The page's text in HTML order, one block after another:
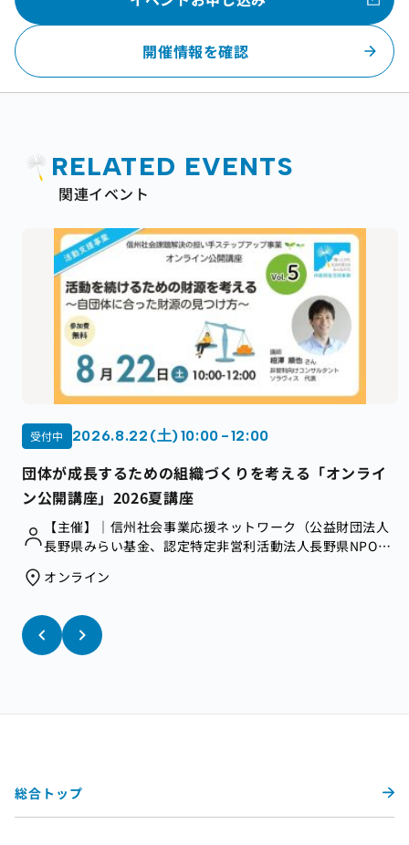
開催情報を確認
RELATED EVENTS
関連イベント
受付中 2026.8.22 (土) 10:00 - 12:00
団体が成長するための組織づくりを考える「オンライ
ン公開講座」2026夏講座
【主催】｜信州社会事業応援ネットワーク（公益財団法人
長野県みらい基金、認定特定非営利活動法人長野県NPOセ
オンライン
総合トップ